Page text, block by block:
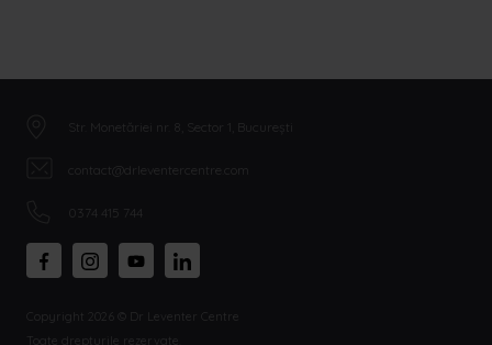
Str. Monetăriei nr. 8, Sector 1, București
contact@drleventercentre.com
0374 415 744
Copyright 2026 © Dr Leventer Centre
Toate drepturile rezervate.